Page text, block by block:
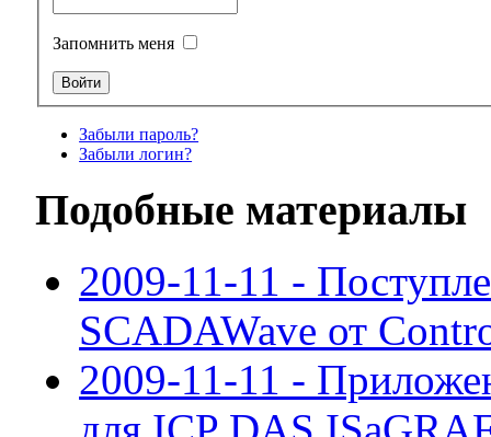
Запомнить меня
Забыли пароль?
Забыли логин?
Подобные материалы
2009-11-11 -
SCADAWave от
2009-11-11 -